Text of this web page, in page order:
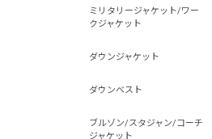
ミリタリージャケット/ワー
クジャケット
ダウンジャケット
ダウンベスト
ブルゾン/スタジャン/コーチ
ジャケット